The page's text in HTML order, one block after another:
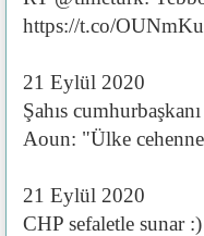
https://t.co/
21 Eylül 2020
Şahıs
Aoun: "Ülke
21 Eylül 2020
CHP sefaletle sunar